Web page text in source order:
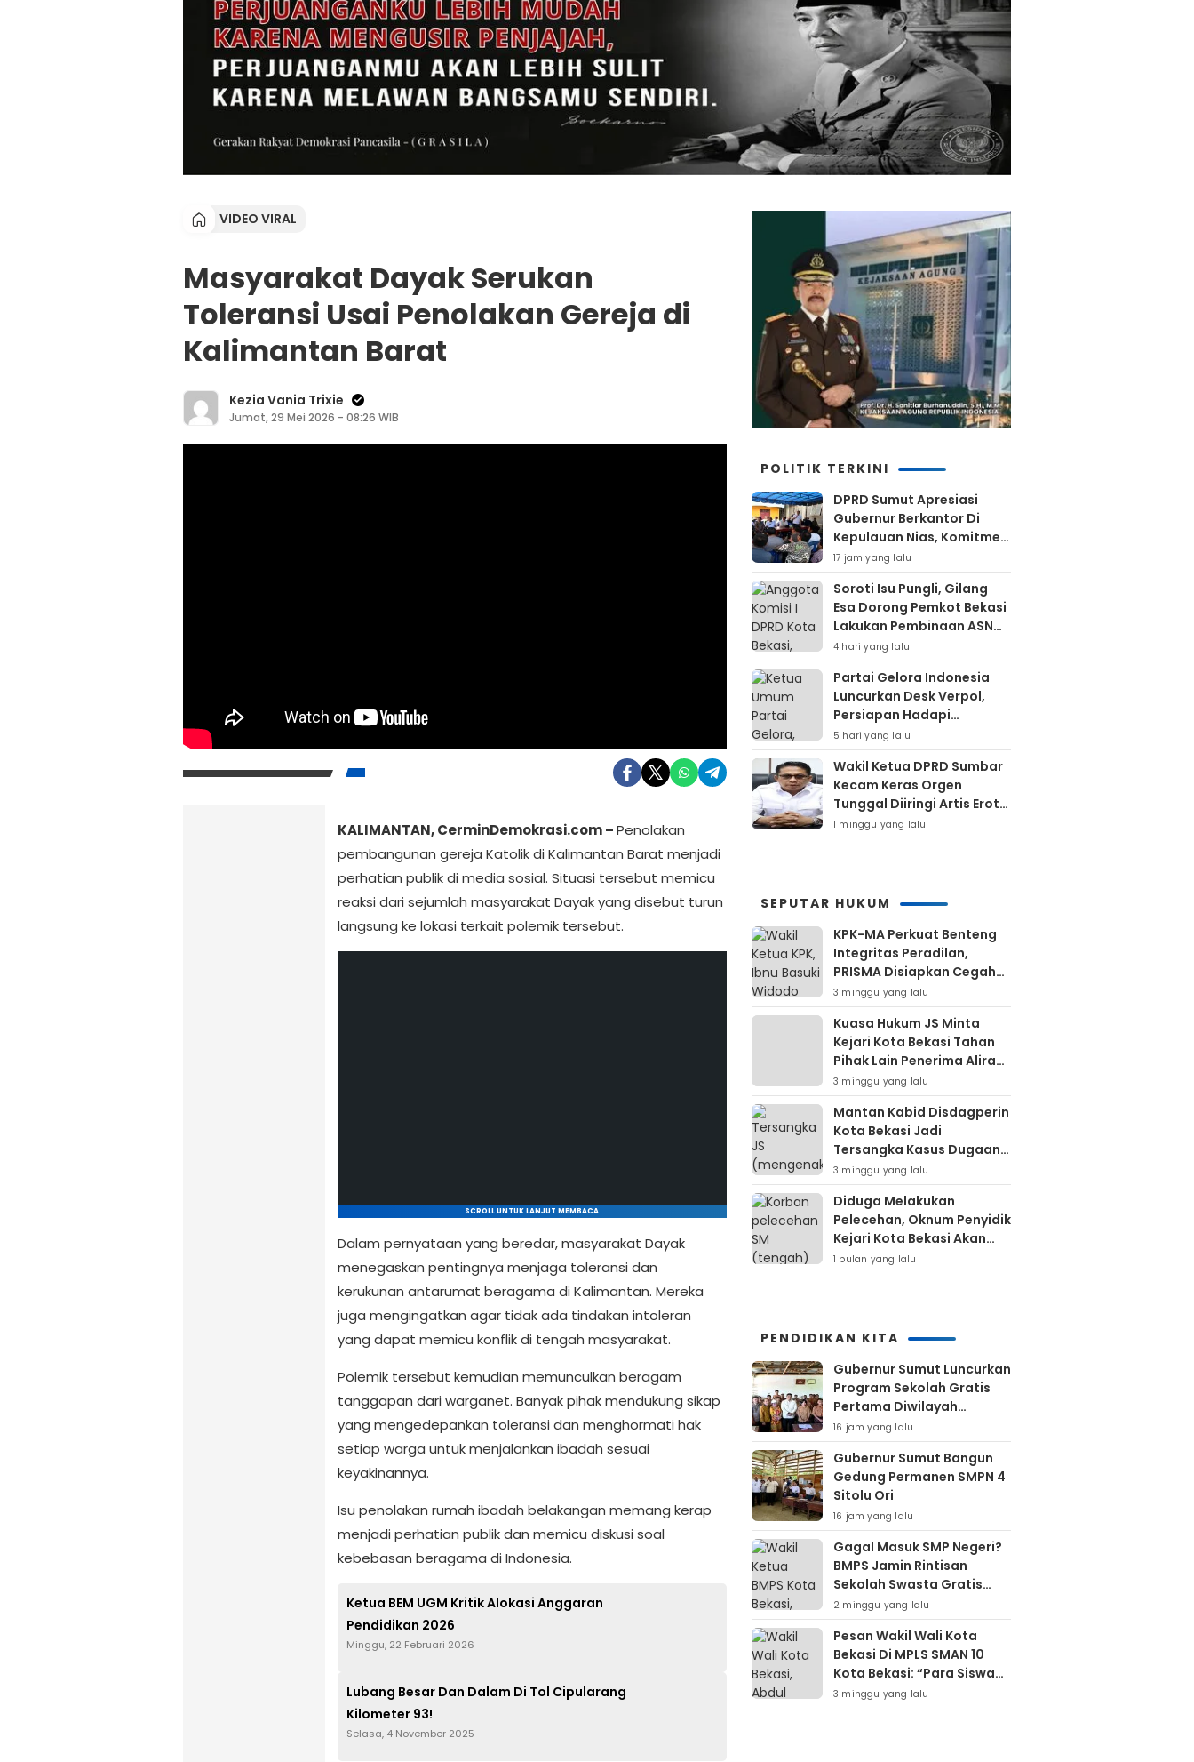
VIDEO VIRAL
Masyarakat Dayak Serukan
Toleransi Usai Penolakan Gereja di
Kalimantan Barat
Kezia Vania Trixie
Jumat, 29 Mei 2026 - 08:26 WIB
KALIMANTAN, CerminDemokrasi.com –Penolakan
pembangunan gereja Katolik di Kalimantan Barat menjadi
perhatian publik di media sosial. Situasi tersebut memicu
reaksi dari sejumlah masyarakat Dayak yang disebut turun
langsung ke lokasi terkait polemik tersebut.
SCROLL UNTUK LANJUT MEMBACA
Kunjungi Website Resmi Cermin Demokrasi
Sabtu, 9 Mei 2026
Dalam pernyataan yang beredar, masyarakat Dayak
menegaskan pentingnya menjaga toleransi dan
kerukunan antarumat beragama di Kalimantan. Mereka
juga mengingatkan agar tidak ada tindakan intoleran
yang dapat memicu konflik di tengah masyarakat.
Polemik tersebut kemudian memunculkan beragam
tanggapan dari warganet. Banyak pihak mendukung sikap
yang mengedepankan toleransi dan menghormati hak
setiap warga untuk menjalankan ibadah sesuai
keyakinannya.
Isu penolakan rumah ibadah belakangan memang kerap
menjadi perhatian publik dan memicu diskusi soal
kebebasan beragama di Indonesia.
Ketua BEM UGM Kritik Alokasi Anggaran
Pendidikan 2026
Minggu, 22 Februari 2026
Lubang Besar Dan Dalam Di Tol Cipularang
Kilometer 93!
Selasa, 4 November 2025
POLITIK TERKINI
DPRD Sumut Apresiasi
Gubernur Berkantor Di
Kepulauan Nias, Komitmen
Percepatan Pembangunan
17 jam yang lalu
Soroti Isu Pungli, Gilang
Esa Dorong Pemkot Bekasi
Lakukan Pembinaan ASN
Hingga Bentuk Satgas
4 hari yang lalu
Partai Gelora Indonesia
Luncurkan Desk Verpol,
Persiapan Hadapi
Verifikasi KPU Untuk Pemilu
2029
5 hari yang lalu
Wakil Ketua DPRD Sumbar
Kecam Keras Orgen
Tunggal Diiringi Artis Erotis
Di Kuranji
1 minggu yang lalu
SEPUTAR HUKUM
KPK-MA Perkuat Benteng
Integritas Peradilan,
PRISMA Disiapkan Cegah
Korupsi Sejak Hulu
3 minggu yang lalu
Kuasa Hukum JS Minta
Kejari Kota Bekasi Tahan
Pihak Lain Penerima Aliran
Dana Rp80 Juta
3 minggu yang lalu
Mantan Kabid Disdagperin
Kota Bekasi Jadi
Tersangka Kasus Dugaan
Pungli MCK Pasar
Bantargebang
3 minggu yang lalu
Diduga Melakukan
Pelecehan, Oknum Penyidik
Kejari Kota Bekasi Akan
Dilaporkan
1 bulan yang lalu
PENDIDIKAN KITA
Gubernur Sumut Luncurkan
Program Sekolah Gratis
Pertama Diwilayah
Kepulauan Nias
16 jam yang lalu
Gubernur Sumut Bangun
Gedung Permanen SMPN 4
Sitolu Ori
16 jam yang lalu
Gagal Masuk SMP Negeri?
BMPS Jamin Rintisan
Sekolah Swasta Gratis
Untuk Masyarakat Kota
Bekasi
2 minggu yang lalu
Pesan Wakil Wali Kota
Bekasi Di MPLS SMAN 10
Kota Bekasi: “Para Siswa
Hindari Perilaku Yang
3 minggu yang lalu